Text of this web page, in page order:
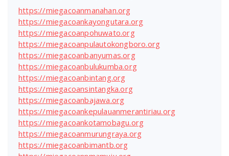
https://miegacoanmanahan.org
https://miegacoankayongutara.org
https://miegacoanpohuwato.org
https://miegacoanpulautokongboro.org
https://miegacoanbanyumas.org
https://miegacoanbulukumba.org
https://miegacoanbintang.org
https://miegacoansintangka.org
https://miegacoanbajawa.org
https://miegacoankepulauanmerantiriau.org
https://miegacoankotamobagu.org
https://miegacoanmurungraya.org
https://miegacoanbimantb.org